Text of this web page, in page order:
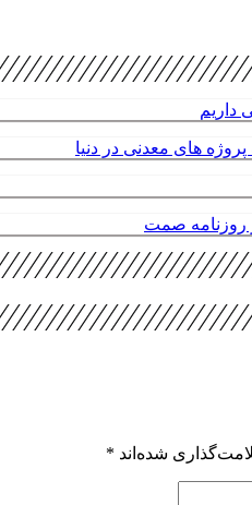
داریم
های معدنی در دنیا
روزنامه صمت
شده‌اند *